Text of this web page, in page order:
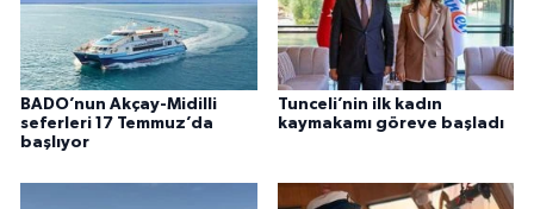
BADO’nun Akçay-Midilli
seferleri 17 Temmuz’da
başlıyor
Tunceli’nin ilk kadın
kaymakamı göreve başladı